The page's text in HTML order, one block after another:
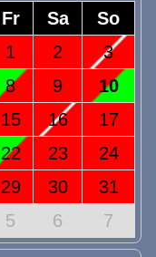
Fr Sa
So
1 2
3
8 9
10
15 16
17
22 23
24
29 30
31
5 6 7